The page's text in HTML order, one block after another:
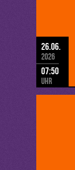
26.06.
2026
07:50
Uhr